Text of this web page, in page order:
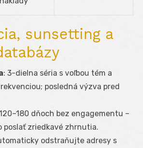
sunsetting a
: 3-dielna séria s voľbou tém a
posledná výzva pred
dňoch bez engagementu –
poslať zriedkavé zhrnutia.
odstraňujte adresy s